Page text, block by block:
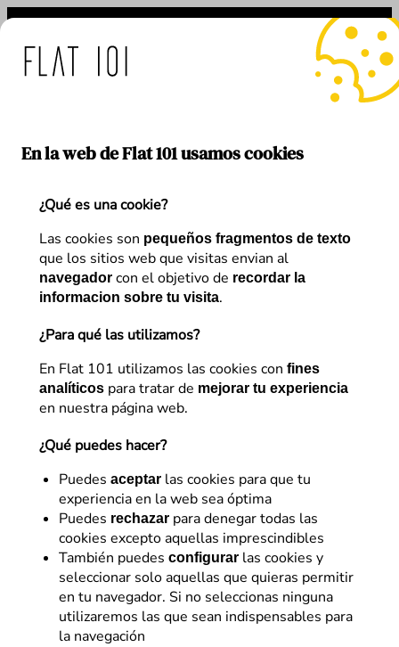
En la web de Flat 101 usamos cookies
¿Qué es una cookie?
Las cookies son pequeños fragmentos de texto
que los sitios web que visitas envian al
navegador con el objetivo de recordar la
informacion sobre tu visita.
¿Para qué las utilizamos?
En Flat 101 utilizamos las cookies con fines
analíticos para tratar de mejorar tu experiencia
en nuestra página web.
¿Qué puedes hacer?
Puedes aceptar las cookies para que tu
experiencia en la web sea óptima
Puedes rechazar para denegar todas las
cookies excepto aquellas imprescindibles
También puedes configurar las cookies y
seleccionar solo aquellas que quieras permitir
en tu navegador. Si no seleccionas ninguna
utilizaremos las que sean indispensables para
la navegación
Saltar
contenido
Etiqueta:smart shopping
E-commerce SEM
Performance Max: Todo lo
que deberías saber